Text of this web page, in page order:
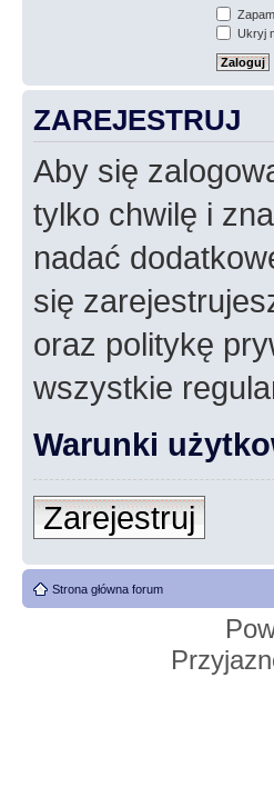
Ukryj
ZAREJESTRUJ
Aby się
tylko chwilę i
nadać
się
oraz politykę
wszystkie
Warunki
Zarejestruj
Strona główna forum